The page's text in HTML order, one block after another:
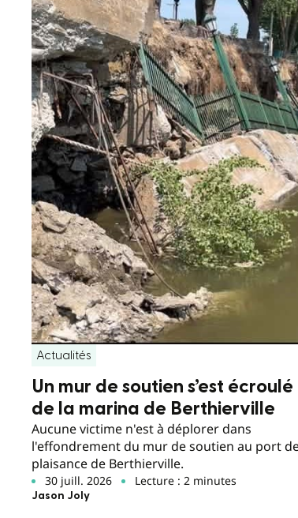
Actualités
Un mur de soutien s’est écroulé
de la marina de Berthierville
Aucune victime n'est à déplorer dans
l'effondrement du mur de soutien au port
plaisance de Berthierville.
30 juill. 2026 Lecture : 2 minutes
Jason Joly